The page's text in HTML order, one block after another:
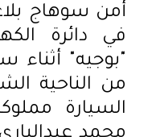
أمن سوهاج
في دائرة
"بوجيه" أثناء
من الناحية
السيارة